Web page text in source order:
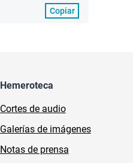
Copiar
Hemeroteca
Cortes de audio
Galerías de imágenes
Notas de prensa